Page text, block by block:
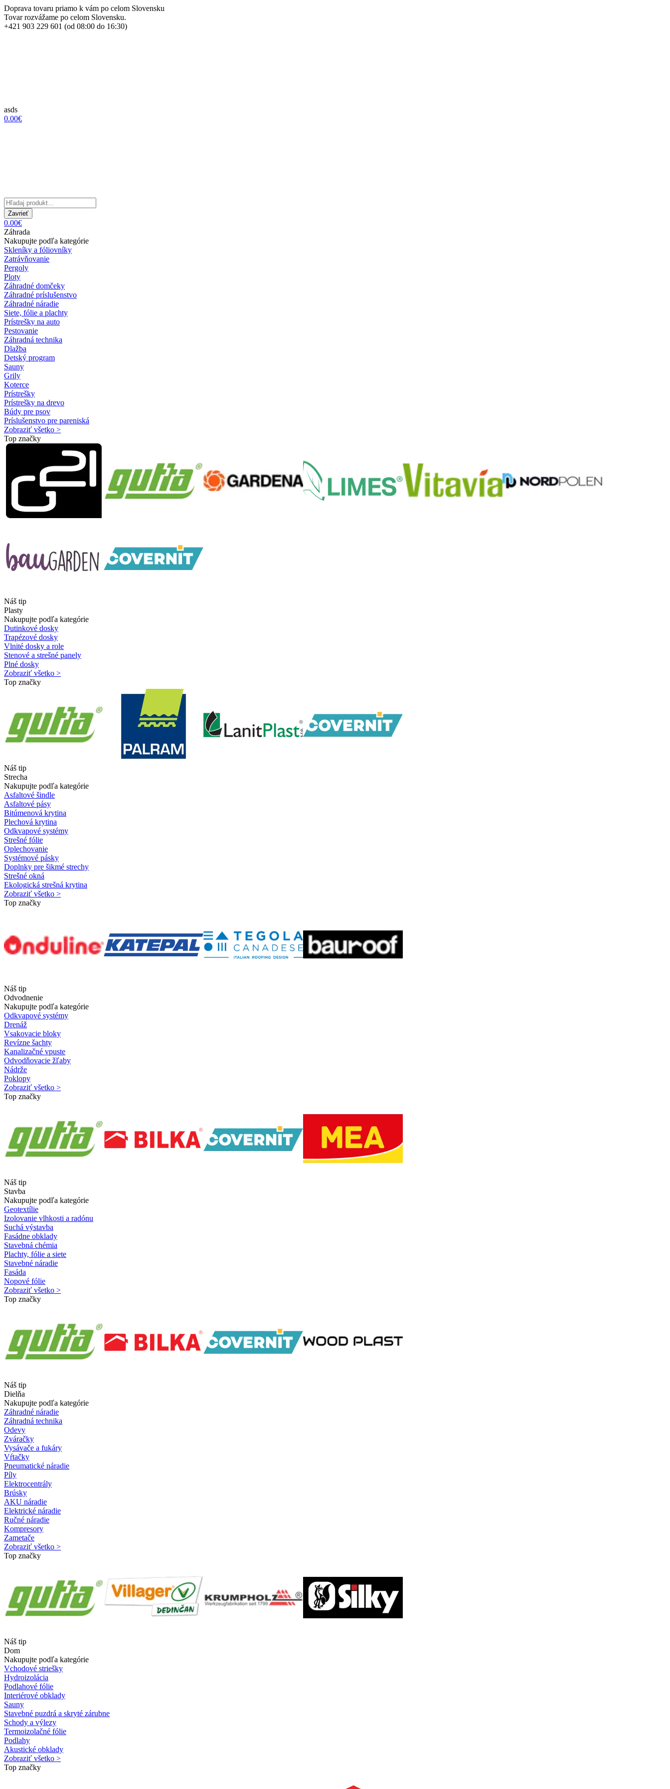
Doprava tovaru priamo k vám po celom Slovensku
Tovar rozvážame po celom Slovensku.
+421 903 229 601 (od 08:00 do 16:30)
asds
0.00€
Zavrieť
0.00€
Záhrada
Nakupujte podľa kategórie
Skleníky a fóliovníky
Zatrávňovanie
Pergoly
Ploty
Záhradné domčeky
Záhradné príslušenstvo
Záhradné náradie
Siete, fólie a plachty
Prístrešky na auto
Pestovanie
Záhradná technika
Dlažba
Detský program
Sauny
Grily
Koterce
Prístrešky
Prístrešky na drevo
Búdy pre psov
Príslušenstvo pre pareniská
Zobraziť všetko >
Top značky
Náš tip
Plasty
Nakupujte podľa kategórie
Dutinkové dosky
Trapézové dosky
Vlnité dosky a role
Stenové a strešné panely
Plné dosky
Zobraziť všetko >
Top značky
Náš tip
Strecha
Nakupujte podľa kategórie
Asfaltové šindle
Asfaltové pásy
Bitúmenová krytina
Plechová krytina
Odkvapové systémy
Strešné fólie
Oplechovanie
Systémové pásky
Doplnky pre šikmé strechy
Strešné okná
Ekologická strešná krytina
Zobraziť všetko >
Top značky
Náš tip
Odvodnenie
Nakupujte podľa kategórie
Odkvapové systémy
Drenáž
Vsakovacie bloky
Revízne šachty
Kanalizačné vpuste
Odvodňovacie žľaby
Nádrže
Poklopy
Zobraziť všetko >
Top značky
Náš tip
Stavba
Nakupujte podľa kategórie
Geotextílie
Izolovanie vlhkosti a radónu
Suchá výstavba
Fasádne obklady
Stavebná chémia
Plachty, fólie a siete
Stavebné náradie
Fasáda
Nopové fólie
Zobraziť všetko >
Top značky
Náš tip
Dielňa
Nakupujte podľa kategórie
Záhradné náradie
Záhradná technika
Odevy
Zváračky
Vysávače a fukáry
Vŕtačky
Pneumatické náradie
Píly
Elektrocentrály
Brúsky
AKU náradie
Elektrické náradie
Ručné náradie
Kompresory
Zametače
Zobraziť všetko >
Top značky
Náš tip
Dom
Nakupujte podľa kategórie
Vchodové striešky
Hydroizolácia
Podlahové fólie
Interiérové obklady
Sauny
Stavebné puzdrá a skryté zárubne
Schody a výlezy
Termoizolačné fólie
Podlahy
Akustické obklady
Zobraziť všetko >
Top značky